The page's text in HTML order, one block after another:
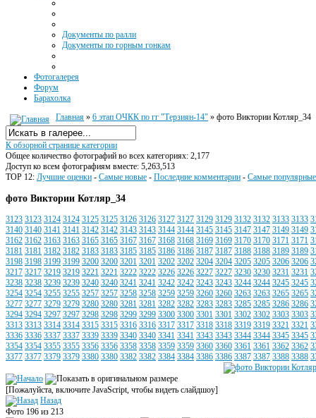
Документы по ралли
Документы по горным гонкам
Фотогалерея
Форум
Барахолка
Главная » 6 этап ОЧКК по гг "Терзиян-14" » фото Виктории Котляр_34
К обзорной странице категории
Общее количество фотографий во всех категориях: 2,177
Доступ ко всем фотографиям вместе: 5,263,513
TOP 12: Лучшие оценки - Самые новые - Последние комментарии - Самые популярные
фото Виктории Котляр_34
3123 3123 3124 3124 3125 3125 3126 3126 3127 3127 3129 3129 3132 3132 3133 3133
3140 3140 3141 3141 3142 3142 3143 3143 3144 3144 3145 3145 3147 3147 3149 3149
3162 3162 3163 3163 3165 3165 3167 3167 3168 3168 3169 3169 3170 3170 3171 3171
3181 3181 3182 3182 3183 3183 3185 3185 3186 3186 3187 3187 3188 3188 3189 3189
3198 3198 3199 3199 3200 3200 3201 3201 3202 3202 3204 3204 3205 3205 3206 3206
3217 3217 3219 3219 3221 3221 3222 3222 3226 3226 3227 3227 3230 3230 3231 3231
3238 3238 3239 3239 3240 3240 3241 3241 3242 3242 3243 3243 3244 3244 3245 3245
3254 3254 3255 3255 3257 3257 3258 3258 3259 3259 3260 3260 3263 3263 3265 3265
3277 3277 3279 3279 3280 3280 3281 3281 3282 3282 3283 3283 3285 3285 3286 3286
3294 3294 3297 3297 3298 3298 3299 3299 3300 3300 3301 3301 3302 3302 3303 3303
3313 3313 3314 3314 3315 3315 3316 3316 3317 3317 3318 3318 3319 3319 3321 3321
3336 3336 3337 3337 3339 3339 3340 3340 3341 3341 3343 3343 3344 3344 3345 3345
3354 3354 3355 3355 3356 3356 3358 3358 3359 3359 3360 3360 3361 3361 3362 3362
3377 3377 3379 3379 3380 3380 3382 3382 3384 3384 3386 3386 3387 3387 3388 3388
[Пожалуйста, включите JavaScript, чтобы видеть слайдшоу]
Назад
Фото 196 из 213